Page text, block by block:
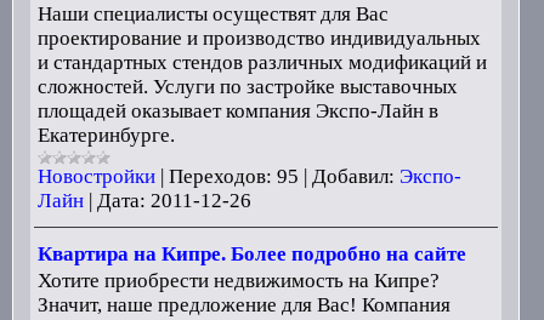
Наши специалисты осуществят для Вас
проектирование и производство индивидуальных
и стандартных стендов различных модификаций и
сложностей. Услуги по застройке выставочных
площадей оказывает компания Экспо-Лайн в
Екатеринбурге.
Новостройки| Переходов: 95 | Добавил: Экспо-
Лайн | Дата: 2011-12-26
Квартира на Кипре. Более подробно на сайте
Хотите приобрести недвижимость на Кипре?
Значит, наше предложение для Вас! Компания